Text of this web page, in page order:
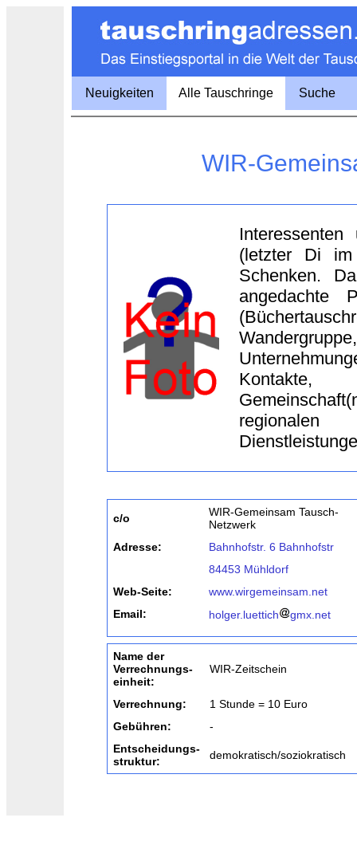
Neuigkeiten Alle Tauschringe Suche
WIR-
(letzter Di im
Schenken.
angedachte
regionalen
c/o
WIR-Gemeinsam Tausch-
Netzwerk
Adresse:
Bahnhofstr. 6 Bahnhofstr
84453 Mühldorf
Web-Seite:
www.wirgemeinsam.net
Email:
holger.luettich gmx.net
Name der
Verrechnungs-
einheit:
WIR-Zeitschein
Verrechnung:
1 Stunde = 10 Euro
Gebühren:
-
Entscheidungs-
struktur:
demokratisch/soziokratisch